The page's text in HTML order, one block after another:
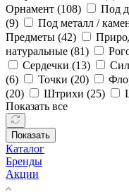
Орнамент (108) Под
(9) Под металл /
Предметы (42)
натуральные (81)
Сердечки (13)
(6) Точки (20)
(20) Штрихи (25)
Показать все
Показать
Каталог
Бренды
Акции